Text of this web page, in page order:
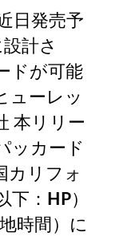
日発売予
計さ
ドが可能
ューレッ
本リリー
ッカード
カリフォ
：HP）
時間）に